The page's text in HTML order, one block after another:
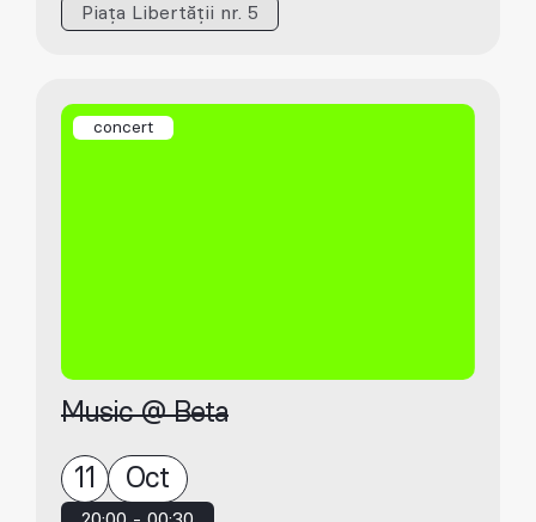
Piața Libertății nr. 5
concert
Music @ Beta
11 Oct